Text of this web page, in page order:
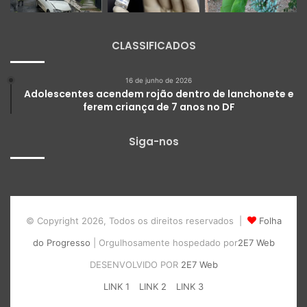
CLASSIFICADOS
16 de junho de 2026
Adolescentes acendem rojão dentro de lanchonete e
ferem criança de 7 anos no DF
Siga-nos
© Copyright 2026, Todos os direitos reservados |
Folha
do Progresso | Orgulhosamente hospedado por2E7 Web
DESENVOLVIDO POR 2E7 Web
LINK 1
LINK 2 LINK 3